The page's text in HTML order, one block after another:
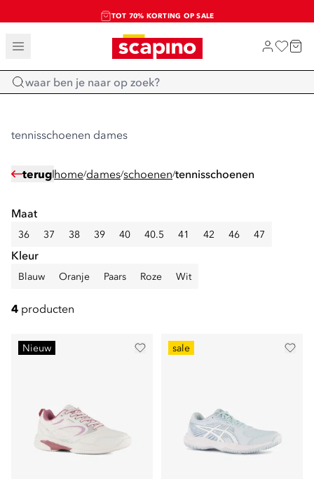
TOT 70% KORTING OP SALE
SHOP NIEUW
Home
tennisschoenen dames
terug home/dames/schoenen/tennisschoenen
Maat
36 37 38 39 40 40.5 41 42 46 47
Kleur
Blauw Oranje Paars Roze Wit
4 producten
Nieuw sale